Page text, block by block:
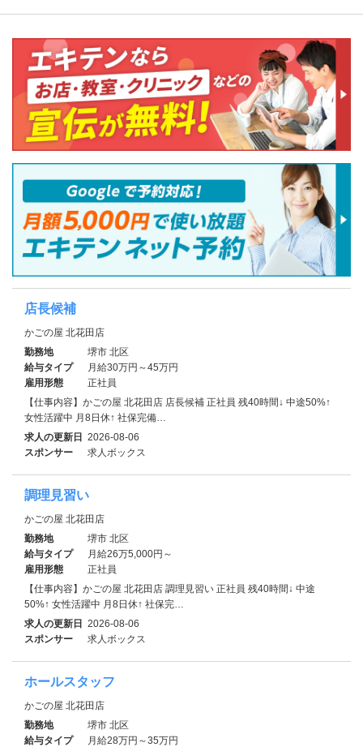
店長候補
かごの屋 北花田店
勤務地
堺市 北区
給与タイプ
月給30万円～45万円
雇用形態
正社員
【仕事内容】かごの屋 北花田店 店長候補 正社員 残40時間↓ 中途50%↑
女性活躍中 月8日休↑ 社保完備…
求人の更新日 2026-08-06
スポンサー
求人ボックス
調理見習い
かごの屋 北花田店
勤務地
堺市 北区
給与タイプ
月給26万5,000円～
雇用形態
正社員
【仕事内容】かごの屋 北花田店 調理見習い 正社員 残40時間↓ 中途
50%↑ 女性活躍中 月8日休↑ 社保完…
求人の更新日 2026-08-06
スポンサー
求人ボックス
ホールスタッフ
かごの屋 北花田店
勤務地
堺市 北区
給与タイプ
月給28万円～35万円